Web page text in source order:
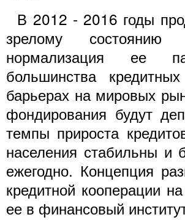
В 2012 - 2016 годы
зрелому состоянию
нормализация ее
большинства
барьерах на мировых
фондирования будут
темпы прироста
населения стабильны и
ежегодно. Концепция
кредитной кооперации
ее в финансовый